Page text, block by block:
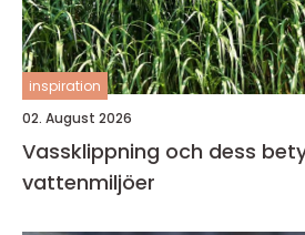
inspiration
02. August 2026
Vassklippning och dess
vattenmiljöer